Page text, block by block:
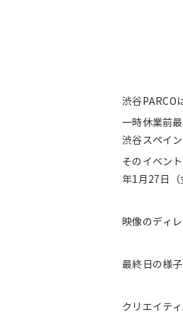
渋谷PARCO
一時休業前
渋谷スペイ
そのイベン
年1月27日（
映像のディ
最終日の様
クリエイテ